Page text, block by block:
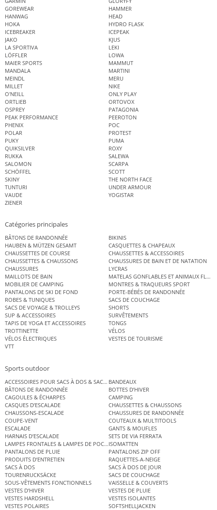
GOREWEAR
HAMMER
HANWAG
HEAD
HOKA
HYDRO FLASK
ICEBREAKER
ICEPEAK
JAKO
KJUS
LA SPORTIVA
LEKI
LÖFFLER
LOWA
MAIER SPORTS
MAMMUT
MANDALA
MARTINI
MEINDL
MERU
MILLET
NIKE
O'NEILL
ONLY PLAY
ORTLIEB
ORTOVOX
OSPREY
PATAGONIA
PEAK PERFORMANCE
PEEROTON
PHENIX
POC
POLAR
PROTEST
PUKY
PUMA
QUIKSILVER
ROXY
RUKKA
SALEWA
SALOMON
SCARPA
SCHÖFFEL
SCOTT
SKINY
THE NORTH FACE
TUNTURI
UNDER ARMOUR
VAUDE
YOGISTAR
ZIENER
Catégories principales
BÂTONS DE RANDONNÉE
BIKINIS
HAUBEN & MÜTZEN GESAMT
CASQUETTES & CHAPEAUX
CHAUSSETTES DE COURSE
CHAUSSETTES & ACCESSOIRES
CHAUSSETTES & CHAUSSONS
CHAUSSURES DE BAIN ET DE NATATION
CHAUSSURES
LYCRAS
MAILLOTS DE BAIN
MATELAS GONFLABLES ET ANIMAUX
MOBILIER DE CAMPING
MONTRES & TRAQUEURS SPORT
PANTALONS DE SKI DE FOND
PORTE-BÉBÉS DE RANDONNÉE
ROBES & TUNIQUES
SACS DE COUCHAGE
SACS DE VOYAGE & TROLLEYS
SHORTS
SUP & ACCESSOIRES
SURVÊTEMENTS
TAPIS DE YOGA ET ACCESSOIRES
TONGS
TROTTINETTE
VÉLOS
VÉLOS ÉLECTRIQUES
VESTES DE TOURISME
VTT
Sports outdoor
ACCESSOIRES POUR SACS À DOS & SACS ÉTANCHES
BANDEAUX
BÂTONS DE RANDONNÉE
BOTTES D’HIVER
CAGOULES & ÉCHARPES
CAMPING
CASQUES D’ESCALADE
CHAUSSETTES & CHAUSSONS
CHAUSSONS-ESCALADE
CHAUSSURES DE RANDONNÉE
COUPE-VENT
COUTEAUX & MULTITOOLS
ESCALADE
GANTS & MOUFLES
HARNAIS D’ESCALADE
SETS DE VIA FERRATA
LAMPES FRONTALES & LAMPES DE POCHEISOMATTEN
PANTALONS DE PLUIE
PANTALONS ZIP OFF
PRODUITS D’ENTRETIEN
RAQUETTES-A-NEIGE
SACS À DOS
SACS À DOS DE JOUR
TOURENRUCKSÄCKE
SACS DE COUCHAGE
SOUS-VÊTEMENTS FONCTIONNELS
VAISSELLE & COUVERTS
VESTES D’HIVER
VESTES DE PLUIE
VESTES HARDSHELL
VESTES ISOLANTES
VESTES POLAIRES
SOFTSHELLJACKEN